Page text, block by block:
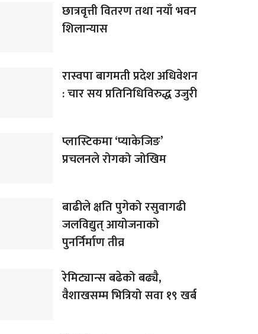
छात्रवृत्ती वितरण तथा नयाँ भवन
शिलान्यास
रास्वपा बागमती प्रदेश अधिवेशन
: चार सय प्रतिनिधिविरुद्ध उजुरी
प्लास्टिकमा ‘प्याकेजिङ’
प्रचलनले रोगको जोखिम
बाढीले क्षति पुगेको रसुवागढी
जलविद्युत् आयोजनाको
पुनर्निर्माण तीव्र
रेमिट्यान्स बढेको बढ्यै,
वैशाखसम्म भित्रियो सवा १९ खर्ब